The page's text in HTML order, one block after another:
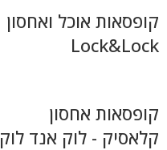
קופסאות אוכל ואחסון
Lock&Lock
קופסאות אחסון
קלאסיק - לוק אנד לוק